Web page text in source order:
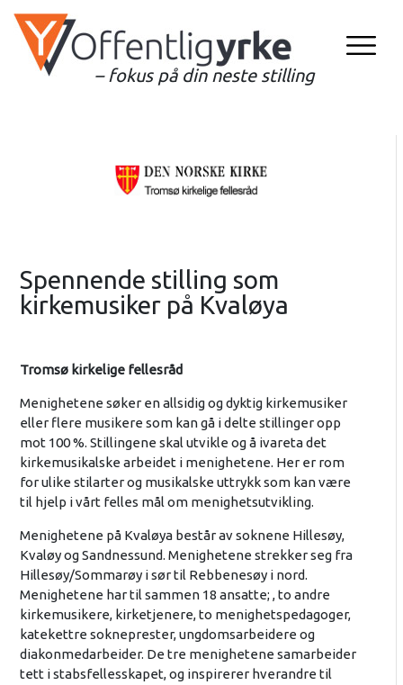
– fokus på din neste stilling
Spennende stilling som
kirkemusiker på Kvaløya
Tromsø kirkelige fellesråd
Menighetene søker en allsidig og dyktig kirkemusiker
eller flere musikere som kan gå i delte stillinger opp
mot 100 %. Stillingene skal utvikle og å ivareta det
kirkemusikalske arbeidet i menighetene. Her er rom
for ulike stilarter og musikalske uttrykk som kan være
til hjelp i vårt felles mål om menighetsutvikling.
Menighetene på Kvaløya består av soknene Hillesøy,
Kvaløy og Sandnessund. Menighetene strekker seg fra
Hillesøy/Sommarøy i sør til Rebbenesøy i nord.
Menighetene har til sammen 18 ansatte; , to andre
kirkemusikere, kirketjenere, to menighetspedagoger,
katekettre sokneprester, ungdomsarbeidere og
diakonmedarbeider. De tre menighetene samarbeider
tett i stabsfellesskapet, og inspirerer hverandre til